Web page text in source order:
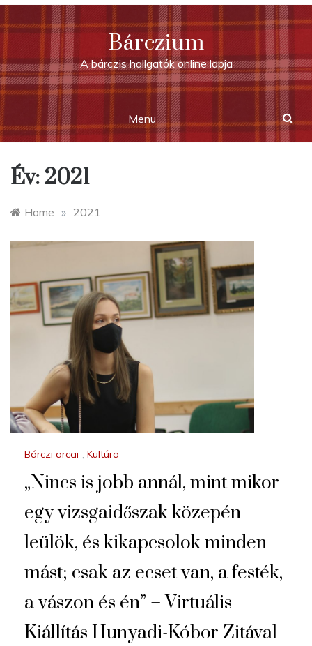
Skip
to
content
Bárczium
A bárczis hallgatók online lapja
Menu
Év: 2021
Home » 2021
Bárczi arcai , Kultúra
„Nincs is jobb annál, mint mikor
egy vizsgaidőszak közepén
leülök, és kikapcsolok minden
mást; csak az ecset van, a festék,
a vászon és én” – Virtuális
Kiállítás Hunyadi-Kóbor Zitával